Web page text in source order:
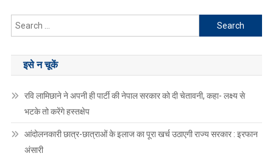
Search
for:
इसे न चूकें
रवि लामिछाने ने अपनी ही पार्टी की नेपाल सरकार को दी चेतावनी, कहा- लक्ष्य से
भटके तो करेंगे हस्तक्षेप
आंदोलनकारी छात्र-छात्राओं के इलाज का पूरा खर्च उठाएगी राज्य सरकार : इरफान
अंसारी